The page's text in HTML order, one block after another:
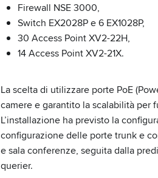
Firewall NSE 3000,
Switch EX2028P e 6 EX1028P,
30 Access Point XV2-22H,
14 Access Point XV2-21X.
La scelta di utilizzare porte PoE
camere e garantito la scalabilità per
L’installazione ha previsto la
configurazione delle porte trunk e
e sala conferenze, seguita dalla
querier.